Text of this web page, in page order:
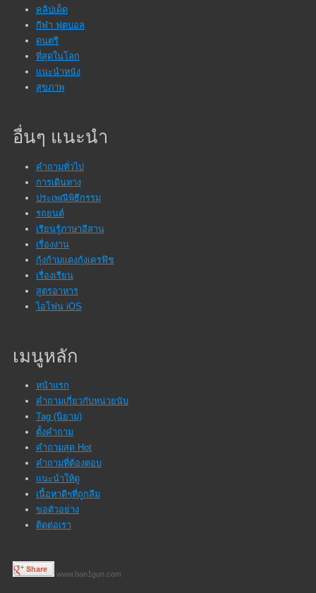
คลิปเด็ด
กีฬา ฟุตบอล
ดนตรี
ที่สุดในโลก
แนะนำหนัง
สุขภาพ
อื่นๆ แนะนำ
คำถามทั่วไป
การเดินทาง
ประเพณีพิธีกรรม
รถยนต์
เรียนรู้ภาษาอีสาน
เรื่องงาน
กุ้งก้ามแดงกุ้งเครฟิช
เรื่องเรียน
สูตรอาหาร
ไอโฟน iOS
เมนูหลัก
หน้าแรก
คำถามเกี่ยวกับหน่วยนับ
Tag (นิยาม)
ตั้งคำถาม
คำถามสุด Hot
คำถามที่ต้องตอบ
แนะนำให้ดู
เนื้อหาดีๆที่ถูกลืม
ขอตัวอย่าง
ติดต่อเรา
www.ban1gun.com